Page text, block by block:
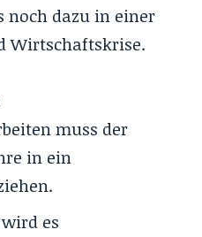
noch dazu in einer
Wirtschaftskrise.
muss der
in ein
es